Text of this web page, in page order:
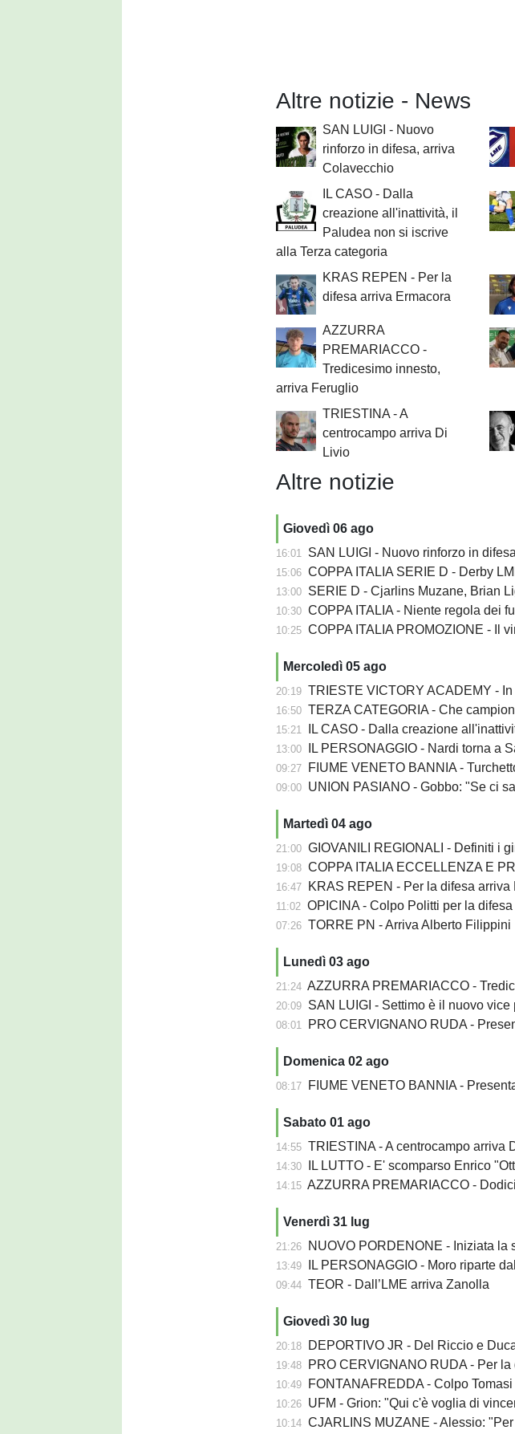
Altre notizie - News
SAN LUIGI - Nuovo
rinforzo in difesa, arriva
Colavecchio
IL CASO - Dalla
creazione all'inattività, il
Paludea non si iscrive
alla Terza categoria
KRAS REPEN - Per la
difesa arriva Ermacora
AZZURRA
PREMARIACCO -
Tredicesimo innesto,
arriva Feruglio
TRIESTINA - A
centrocampo arriva Di
Livio
Altre notizie
Giovedì 06 ago
16:01 SAN LUIGI - Nuovo rinforzo in
15:06 COPPA ITALIA SERIE D - Derby LME-
13:00 SERIE D - Cjarlins Muzane, Brian
10:30 COPPA ITALIA - Niente regola dei
10:25 COPPA ITALIA PROMOZIONE - Il
Mercoledì 05 ago
20:19 TRIESTE VICTORY ACADEMY -
16:50 TERZA CATEGORIA - Che
15:21 IL CASO - Dalla creazione all'inattività, il
13:00 IL PERSONAGGIO - Nardi torna a
09:27 FIUME VENETO BANNIA - Turchetto: "Dassiè scelta
09:00 UNION PASIANO - Gobbo: "Se ci sarà l'occasione
Martedì 04 ago
21:00 GIOVANILI REGIONALI - Definiti i
19:08 COPPA ITALIA ECCELLENZA E
16:47 KRAS REPEN - Per la difesa arriva
11:02 OPICINA - Colpo Politti per la difesa
07:26 TORRE PN - Arriva Alberto Filippini
Lunedì 03 ago
21:24 AZZURRA PREMARIACCO -
20:09 SAN LUIGI - Settimo è il nuovo vice
08:01 PRO CERVIGNANO RUDA - Presentata
Domenica 02 ago
08:17 FIUME VENETO BANNIA - Presentata la
Sabato 01 ago
14:55 TRIESTINA - A centrocampo arriva
14:30 IL LUTTO - E' scomparso Enrico
14:15 AZZURRA PREMARIACCO - Dodici
Venerdì 31 lug
21:26 NUOVO PORDENONE - Iniziata la
13:49 IL PERSONAGGIO - Moro riparte dalle
09:44 TEOR - Dall’LME arriva Zanolla
Giovedì 30 lug
20:18 DEPORTIVO JR - Del Riccio e
19:48 PRO CERVIGNANO RUDA - Per
10:49 FONTANAFREDDA - Colpo
10:26 UFM - Grion: "Qui c'è voglia di vincere e
10:14 CJARLINS MUZANE - Alessio: "Per me è una grande